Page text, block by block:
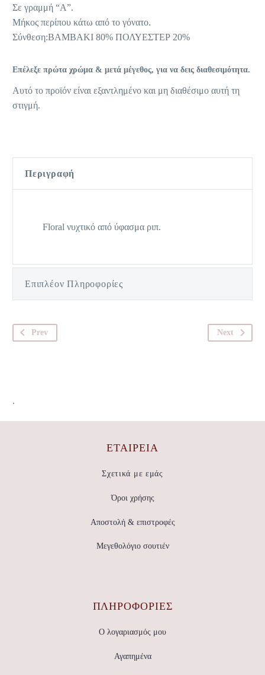
Σε γραμμή “Α”.
Μήκος περίπου κάτω από το γόνατο.
Σύνθεση:ΒΑΜΒΑΚΙ 80% ΠΟΛΥΕΣΤΕΡ 20%
Επέλεξε πρώτα χρώμα & μετά μέγεθος, για να δεις διαθεσιμότητα.
Αυτό το προϊόν είναι εξαντλημένο και μη διαθέσιμο αυτή τη
στιγμή.
Περιγραφή
Floral νυχτικό από ύφασμα ριπ.
Επιπλέον Πληροφορίες
Prev Next
.
ΕΤΑΙΡΕΊΑ
Σχετικά με εμάς
Όροι χρήσης
Αποστολή & επιστροφές
Μεγεθολόγιο σουτιέν
ΠΛΗΡΟΦΟΡΙΕΣ
Ο λογαριασμός μου
Αγαπημένα